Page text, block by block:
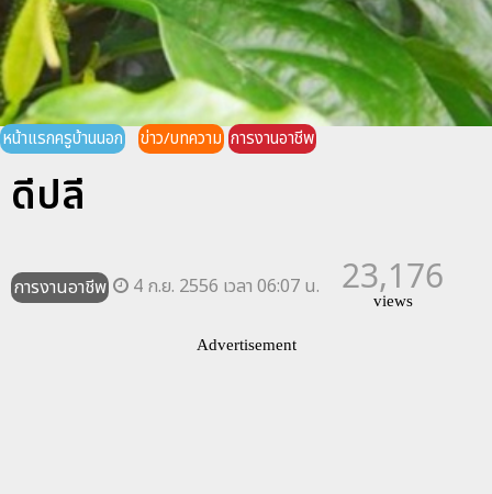
หน้าแรกครูบ้านนอก ข่าว/บทความ การงานอาชีพ
ดีปลี
การงานอาชีพ 4 ก.ย. 2556 เวลา 06:07 น. 23,176
views
Advertisement